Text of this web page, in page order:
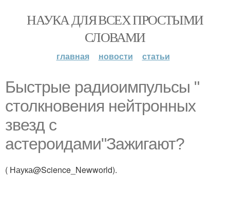
НАУКА ДЛЯ ВСЕХ ПРОСТЫМИ
СЛОВАМИ
главная новости статьи
Быстрые радиоимпульсы "
столкновения нейтронных
звезд с
астероидами"Зажигают?
( Наука@Science_Newworld).